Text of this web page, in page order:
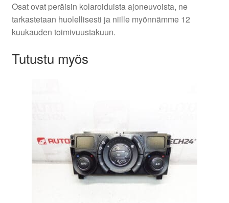
Osat ovat peräisin kolaroiduista ajoneuvoista, ne
tarkastetaan huolellisesti ja niille myönnämme 12
kuukauden toimivuustakuun.
Tutustu myös